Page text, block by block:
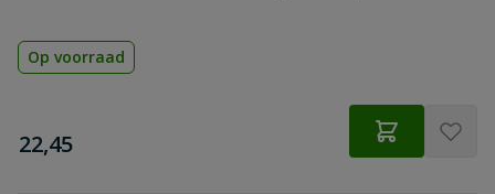
Op voorraad
€
22,45